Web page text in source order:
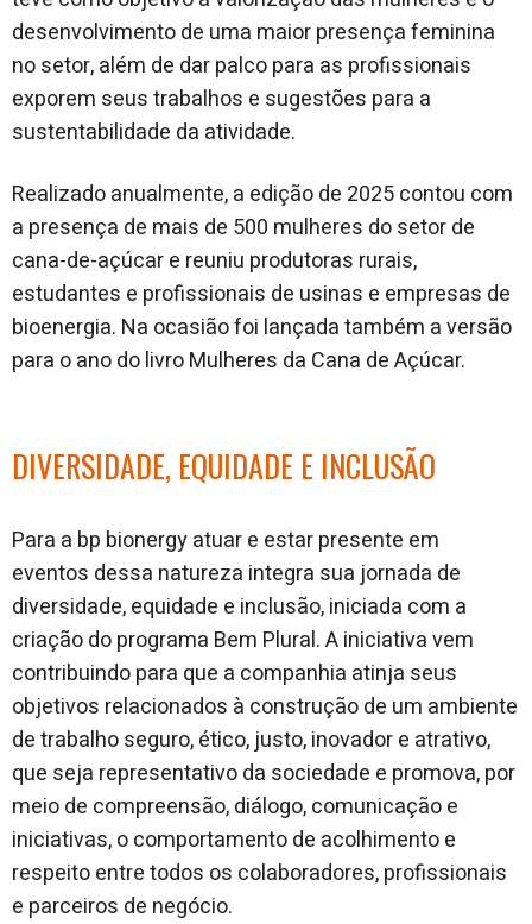
desenvolvimento de uma maior presença feminina
no setor, além de dar palco para as profissionais
exporem seus trabalhos e sugestões para a
sustentabilidade da atividade.
Realizado anualmente, a edição de 2025 contou com
a presença de mais de 500 mulheres do setor de
cana-de-açúcar e reuniu produtoras rurais,
estudantes e profissionais de usinas e empresas de
bioenergia. Na ocasião foi lançada também a versão
para o ano do livro Mulheres da Cana de Açúcar.
DIVERSIDADE, EQUIDADE E INCLUSÃO
Para a bp bionergy atuar e estar presente em
eventos dessa natureza integra sua jornada de
diversidade, equidade e inclusão, iniciada com a
criação do programa Bem Plural. A iniciativa vem
contribuindo para que a companhia atinja seus
objetivos relacionados à construção de um ambiente
de trabalho seguro, ético, justo, inovador e atrativo,
que seja representativo da sociedade e promova, por
meio de compreensão, diálogo, comunicação e
iniciativas, o comportamento de acolhimento e
respeito entre todos os colaboradores, profissionais
e parceiros de negócio.